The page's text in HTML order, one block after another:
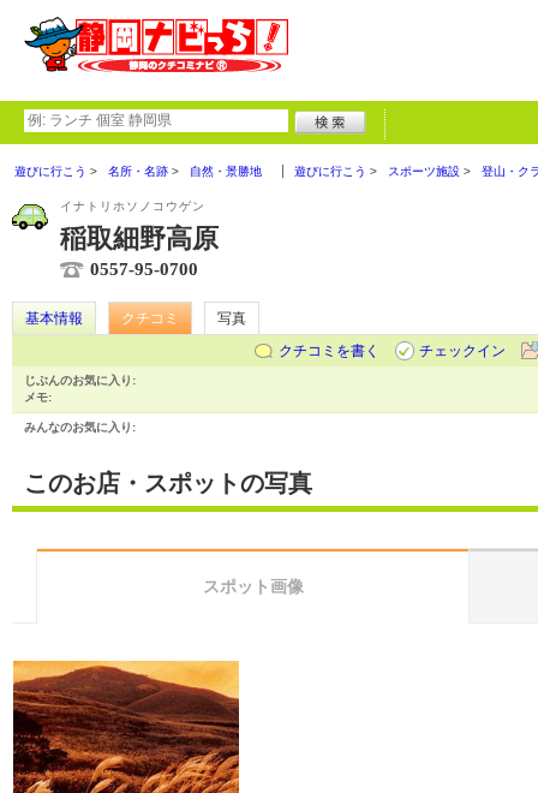
遊びに行こう 名所・名跡 自然・景勝地 遊びに行こう スポーツ施設 登山・ク
イナトリホソノコウゲン
稲取細野高原
0557-95-0700
基本情報 クチコミ
写真
クチコミを書く
チェックイン
じぶんのお気に入り:
メモ:
みんなのお気に入り:
このお店・スポットの写真
スポット画像